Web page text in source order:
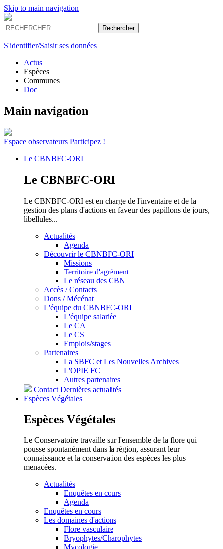
Skip to main navigation
S'identifier/Saisir ses données
Actus
Espèces
Communes
Doc
Main navigation
Espace observateurs Participez !
Le CBNBFC-ORI
Le CBNBFC-ORI
Le CBNBFC-ORI est en charge de l'inventaire et de la
gestion des plans d'actions en faveur des papillons de jours,
libellules...
Actualités
Agenda
Découvrir le CBNBFC-ORI
Missions
Territoire d'agrément
Le réseau des CBN
Accès / Contacts
Dons / Mécénat
L'équipe du CBNBFC-ORI
L'équipe salariée
Le CA
Le CS
Emplois/stages
Partenaires
La SBFC et Les Nouvelles Archives
L'OPIE FC
Autres partenaires
Contact Dernières actualités
Espèces Végétales
Espèces Végétales
Le Conservatoire travaille sur l'ensemble de la flore qui
pousse spontanément dans la région, assurant leur
connaissance et la conservation des espèces les plus
menacées.
Actualités
Enquêtes en cours
Agenda
Enquêtes en cours
Les domaines d'actions
Flore vasculaire
Bryophytes/Charophytes
Mycologie